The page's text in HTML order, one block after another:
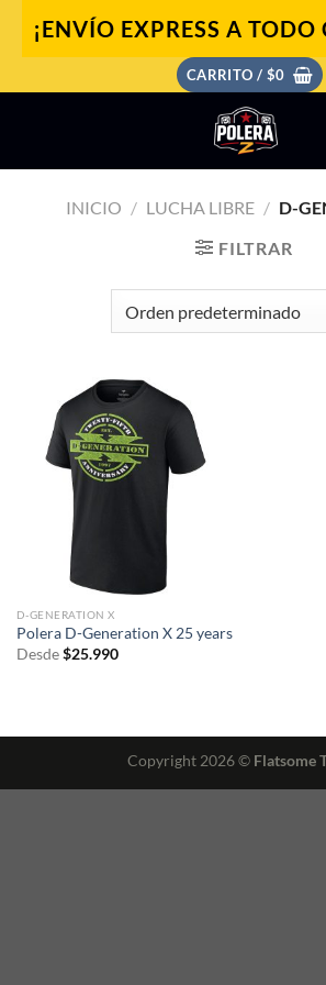
¡ENVÍO EXPRESS A TODO
CARRITO / $0
INICIO / LUCHA LIBRE / D-
FILTRAR
D-GENERATION X
Polera D-Generation X 25 years
Desde $25.990
Copyright 2026 © Flatsome